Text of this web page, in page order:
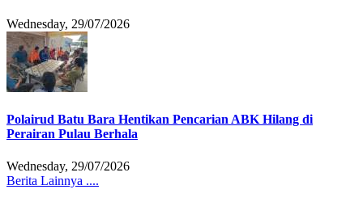
Wednesday, 29/07/2026
Polairud Batu Bara Hentikan Pencarian ABK Hilang di
Perairan Pulau Berhala
Wednesday, 29/07/2026
Berita Lainnya ....